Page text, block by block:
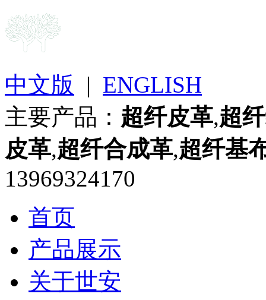
中文版 | ENGLISH
主要产品： 超纤皮革,超
皮革,超纤合成革,超纤基
13969324170
首页
产品展示
关于世安